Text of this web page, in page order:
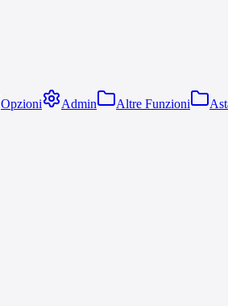
Opzioni Admin Altre Funzioni